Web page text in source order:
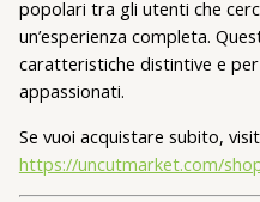
popolari tra gli utenti che
un’esperienza completa.
caratteristiche distintive e
appassionati.
Se vuoi acquistare subito,
https://uncutmarket.com/